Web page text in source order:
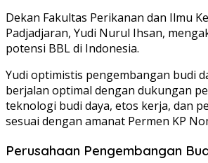
Dekan Fakultas Perikanan dan Ilmu
Padjadjaran, Yudi Nurul Ihsan,
potensi BBL di Indonesia.
Yudi optimistis pengembangan budi
berjalan optimal dengan dukungan
teknologi budi daya, etos kerja, dan
sesuai dengan amanat Permen KP
Perusahaan Pengembangan